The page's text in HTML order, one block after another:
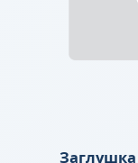
Заглушка